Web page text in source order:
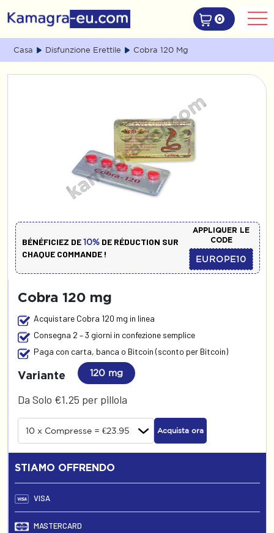
0
Casa Disfunzione Erettile Cobra 120 Mg
BÉNÉFICIEZ DE10% DE RÉDUCTION SUR
CHAQUE COMMANDE !
APPLIQUER LE
CODE
EUROPE10
Cobra 120 mg
Acquistare Cobra 120 mg in linea
Consegna 2 – 3 giorni in confezione semplice
Paga con carta, banca o Bitcoin (sconto per Bitcoin)
Variante 120 mg
Da Solo €1.25 per pillola
Acquista ora
STIAMO OFFRENDO
VISA
MASTERCARD